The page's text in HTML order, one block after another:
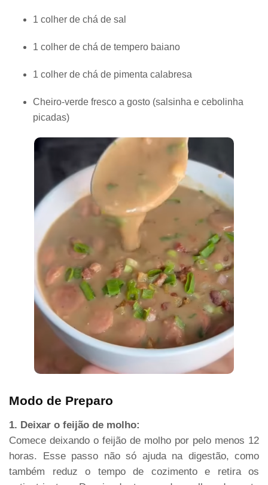
1 colher de chá de sal
1 colher de chá de tempero baiano
1 colher de chá de pimenta calabresa
Cheiro-verde fresco a gosto (salsinha e cebolinha
picadas)
Modo de Preparo
1. Deixar o feijão de molho:
Comece deixando o feijão de molho por pelo menos 12
horas. Esse passo não só ajuda na digestão, como
também reduz o tempo de cozimento e retira os